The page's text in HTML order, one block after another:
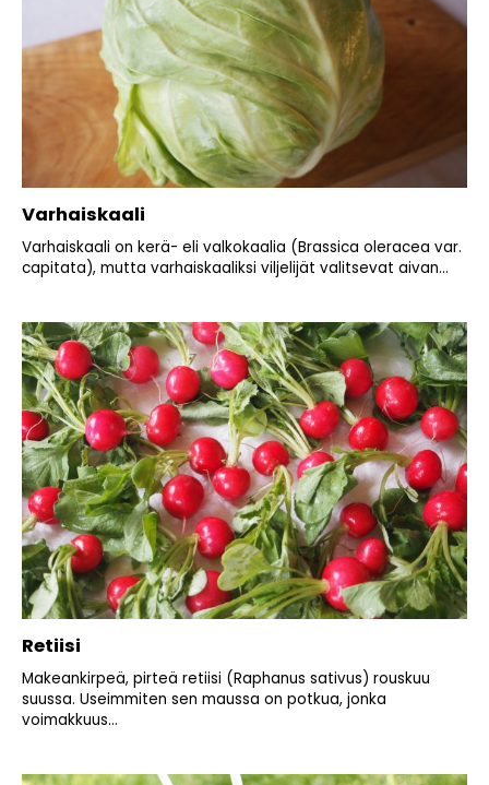
Varhaiskaali
Varhaiskaali on kerä- eli valkokaalia (Brassica oleracea var.
capitata), mutta varhaiskaaliksi viljelijät valitsevat aivan...
Retiisi
Makeankirpeä, pirteä retiisi (Raphanus sativus) rouskuu
suussa. Useimmiten sen maussa on potkua, jonka
voimakkuus...